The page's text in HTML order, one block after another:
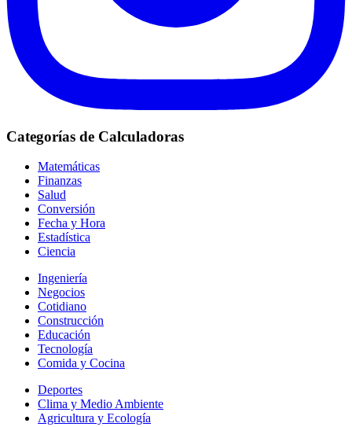
Categorías de Calculadoras
Matemáticas
Finanzas
Salud
Conversión
Fecha y Hora
Estadística
Ciencia
Ingeniería
Negocios
Cotidiano
Construcción
Educación
Tecnología
Comida y Cocina
Deportes
Clima y Medio Ambiente
Agricultura y Ecología